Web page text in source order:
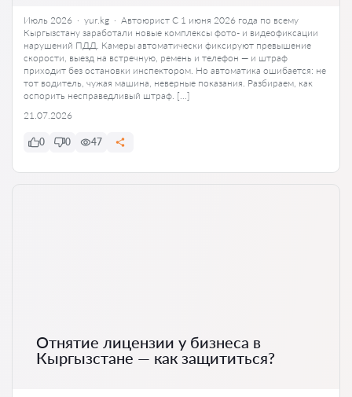
Июль 2026 · yur.kg · Автоюрист С 1 июня 2026 года по всему
Кыргызстану заработали новые комплексы фото- и видеофиксации
нарушений ПДД. Камеры автоматически фиксируют превышение
скорости, выезд на встречную, ремень и телефон — и штраф
приходит без остановки инспектором. Но автоматика ошибается: не
тот водитель, чужая машина, неверные показания. Разбираем, как
оспорить несправедливый штраф. […]
21.07.2026
0 0 47
Отнятие лицензии у бизнеса в
Кыргызстане — как защититься?